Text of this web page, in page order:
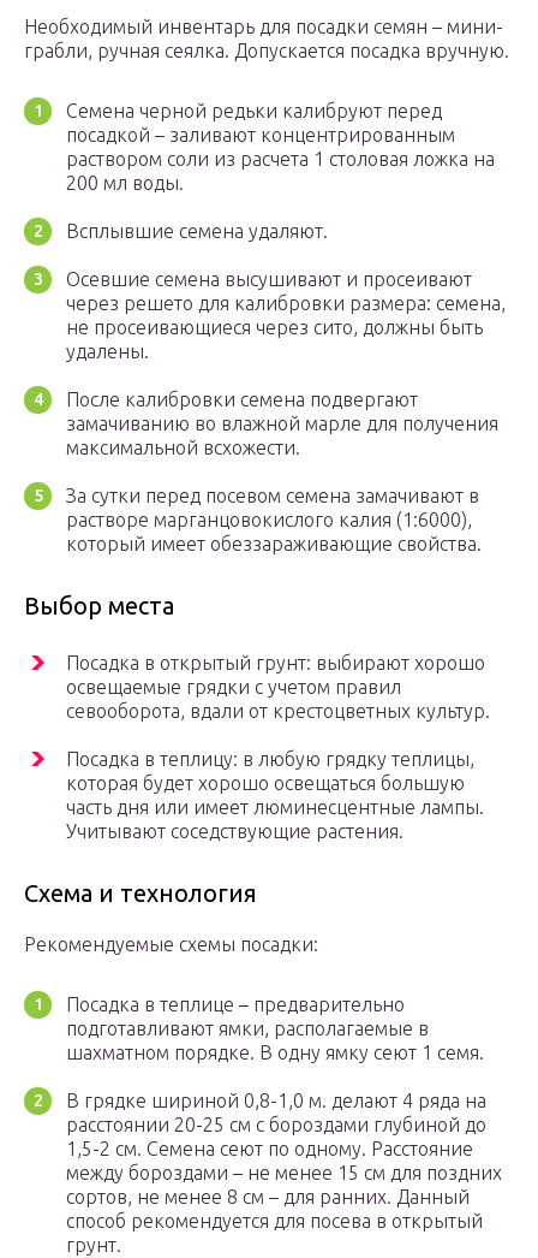
Необходимый инвентарь для посадки семян – мини-
грабли, ручная сеялка. Допускается посадка вручную.
Семена черной редьки калибруют перед
посадкой – заливают концентрированным
раствором соли из расчета 1 столовая ложка на
200 мл воды.
Всплывшие семена удаляют.
Осевшие семена высушивают и просеивают
через решето для калибровки размера: семена,
не просеивающиеся через сито, должны быть
удалены.
После калибровки семена подвергают
замачиванию во влажной марле для получения
максимальной всхожести.
За сутки перед посевом семена замачивают в
растворе марганцовокислого калия (1:6000),
который имеет обеззараживающие свойства.
Выбор места
Посадка в открытый грунт: выбирают хорошо
освещаемые грядки с учетом правил
севооборота, вдали от крестоцветных культур.
Посадка в теплицу: в любую грядку теплицы,
которая будет хорошо освещаться большую
часть дня или имеет люминесцентные лампы.
Учитывают соседствующие растения.
Схема и технология
Рекомендуемые схемы посадки:
Посадка в теплице – предварительно
подготавливают ямки, располагаемые в
шахматном порядке. В одну ямку сеют 1 семя.
В грядке шириной 0,8-1,0 м. делают 4 ряда на
расстоянии 20-25 см с бороздами глубиной до
1,5-2 см. Семена сеют по одному. Расстояние
между бороздами – не менее 15 см для поздних
сортов, не менее 8 см – для ранних. Данный
способ рекомендуется для посева в открытый
грунт.